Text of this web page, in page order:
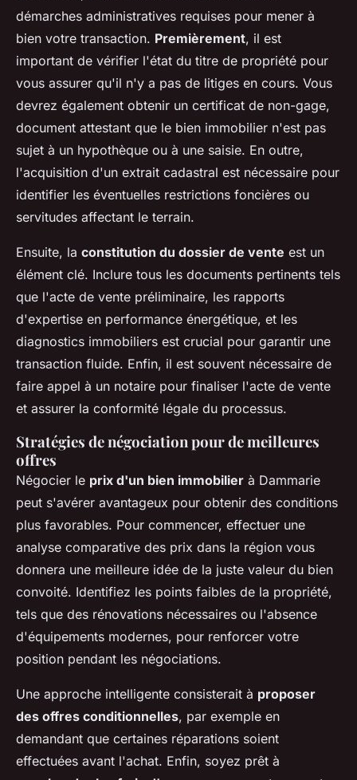
démarches administratives requises pour mener à
bien votre transaction. Premièrement, il est
important de vérifier l'état du titre de propriété pour
vous assurer qu'il n'y a pas de litiges en cours. Vous
devrez également obtenir un certificat de non-gage,
document attestant que le bien immobilier n'est pas
sujet à un hypothèque ou à une saisie. En outre,
l'acquisition d'un extrait cadastral est nécessaire pour
identifier les éventuelles restrictions foncières ou
servitudes affectant le terrain.
Ensuite, la constitution du dossier de vente est un
élément clé. Inclure tous les documents pertinents tels
que l'acte de vente préliminaire, les rapports
d'expertise en performance énergétique, et les
diagnostics immobiliers est crucial pour garantir une
transaction fluide. Enfin, il est souvent nécessaire de
faire appel à un notaire pour finaliser l'acte de vente
et assurer la conformité légale du processus.
Stratégies de négociation pour de meilleures
offres
Négocier le prix d'un bien immobilier à Dammarie
peut s'avérer avantageux pour obtenir des conditions
plus favorables. Pour commencer, effectuer une
analyse comparative des prix dans la région vous
donnera une meilleure idée de la juste valeur du bien
convoité. Identifiez les points faibles de la propriété,
tels que des rénovations nécessaires ou l'absence
d'équipements modernes, pour renforcer votre
position pendant les négociations.
Une approche intelligente consisterait à proposer
des offres conditionnelles, par exemple en
demandant que certaines réparations soient
effectuées avant l'achat. Enfin, soyez prêt à